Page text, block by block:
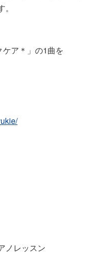
ア＊」の1曲を
ノレッスン